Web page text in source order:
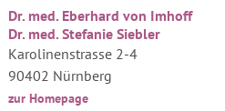
Dr. med. Eberhard von Imhoff
Dr. med. Stefanie Siebler
Karolinenstrasse 2-4
90402 Nürnberg
zur Homepage